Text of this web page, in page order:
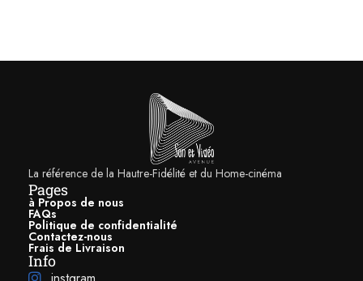
étanche
L’enceinte Sonos Roam est parfaitement adaptée à une utilisation
nomade : elle adopte un robuste châssis résistant aux chocs et offrant
une imperméabilité à l’eau et à la poussière. Sa certification IP67 garantit
ainsi qu’elle résiste à une immersion de 30 minutes sous 1 m d’eau.
L’enceinte portable Sonos Roam peut donc être utilisée sans risque dans
une salle de bain ou au bord de la piscine et vous suivre à la plage ou
lord d’une randonnée. Son format compact et son poids contenu
permettent de la loger facilement dans un sac de plage ou un sac à dos.
La référence de la Hautre-Fidélité et du Home-cinéma
Pages
à Propos de nous
FAQs
Politique de confidentialité
Contactez-nous
Frais de Livraison
Info